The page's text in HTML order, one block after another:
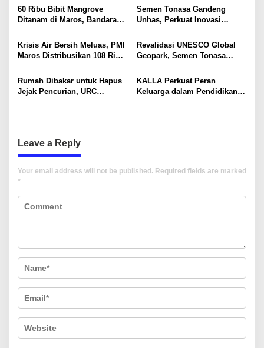
g
a
t
i
o
n
Diapresiasi Basarnas
Warga
60 Ribu Bibit Mangrove
Ditanam di Maros, Bandara
Konservasi Pesisir
Semen Tonasa Gandeng
Unhas, Perkuat Inovasi
Berkelanjutan
Krisis Air Bersih Meluas, PMI
Maros Distribusikan 108 Ribu
Revalidasi UNESCO Global
Geopark, Semen Tonasa
Warisan Dunia
Rumah Dibakar untuk Hapus
Jejak Pencurian, URC
KALLA Perkuat Peran
Keluarga dalam Pendidikan
Leave a Reply
Your email address will not be published. Required fields are marked
*